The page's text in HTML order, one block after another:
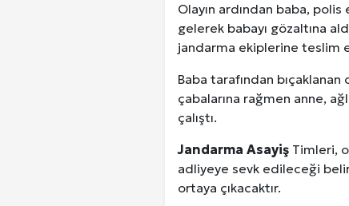
Olayın ardından baba,
gelerek babayı gözaltına
jandarma ekiplerine teslim
Baba tarafından
çabalarına rağmen anne,
çalıştı.
Jandarma AsayişTimleri,
adliyeye sevk edileceği
ortaya çıkacaktır.